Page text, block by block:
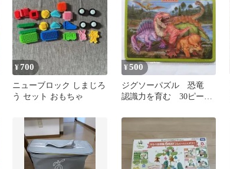
¥700
ニューブロック しまじろ
う セット おもちゃ
¥500
ジグソーパズル 恐竜
認識力を育む 30ピー